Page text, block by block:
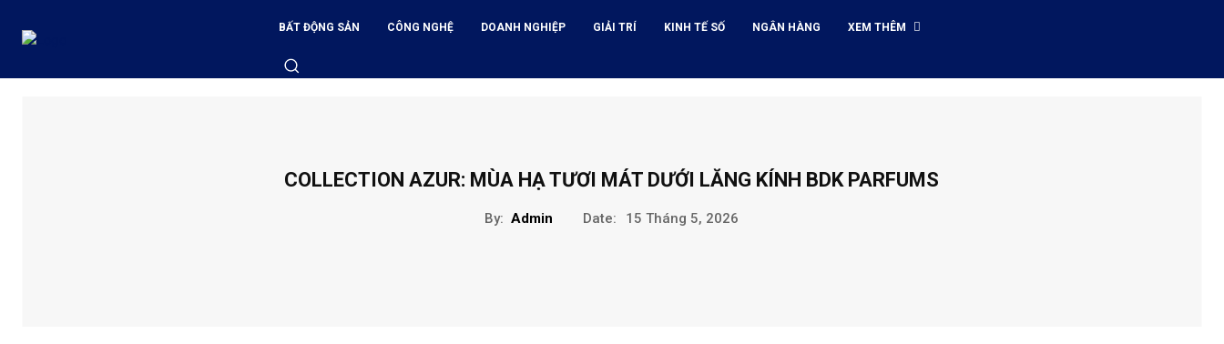
BẤT ĐỘNG SẢN CÔNG NGHỆ DOANH NGHIỆP GIẢI TRÍ KINH TẾ SỐ NGÂN HÀNG XEM THÊM
COLLECTION AZUR: MÙA HẠ TƯƠI MÁT DƯỚI LĂNG KÍNH BDK PARFUMS
By: Admin Date: 15 Tháng 5, 2026